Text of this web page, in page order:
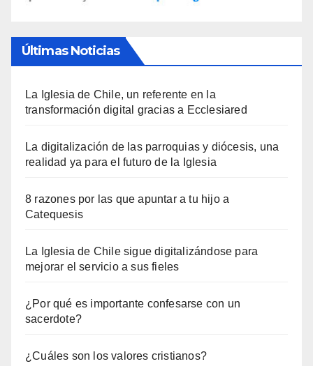
Últimas Noticias
La Iglesia de Chile, un referente en la
transformación digital gracias a Ecclesiared
La digitalización de las parroquias y diócesis, una
realidad ya para el futuro de la Iglesia
8 razones por las que apuntar a tu hijo a
Catequesis
La Iglesia de Chile sigue digitalizándose para
mejorar el servicio a sus fieles
¿Por qué es importante confesarse con un
sacerdote?
¿Cuáles son los valores cristianos?